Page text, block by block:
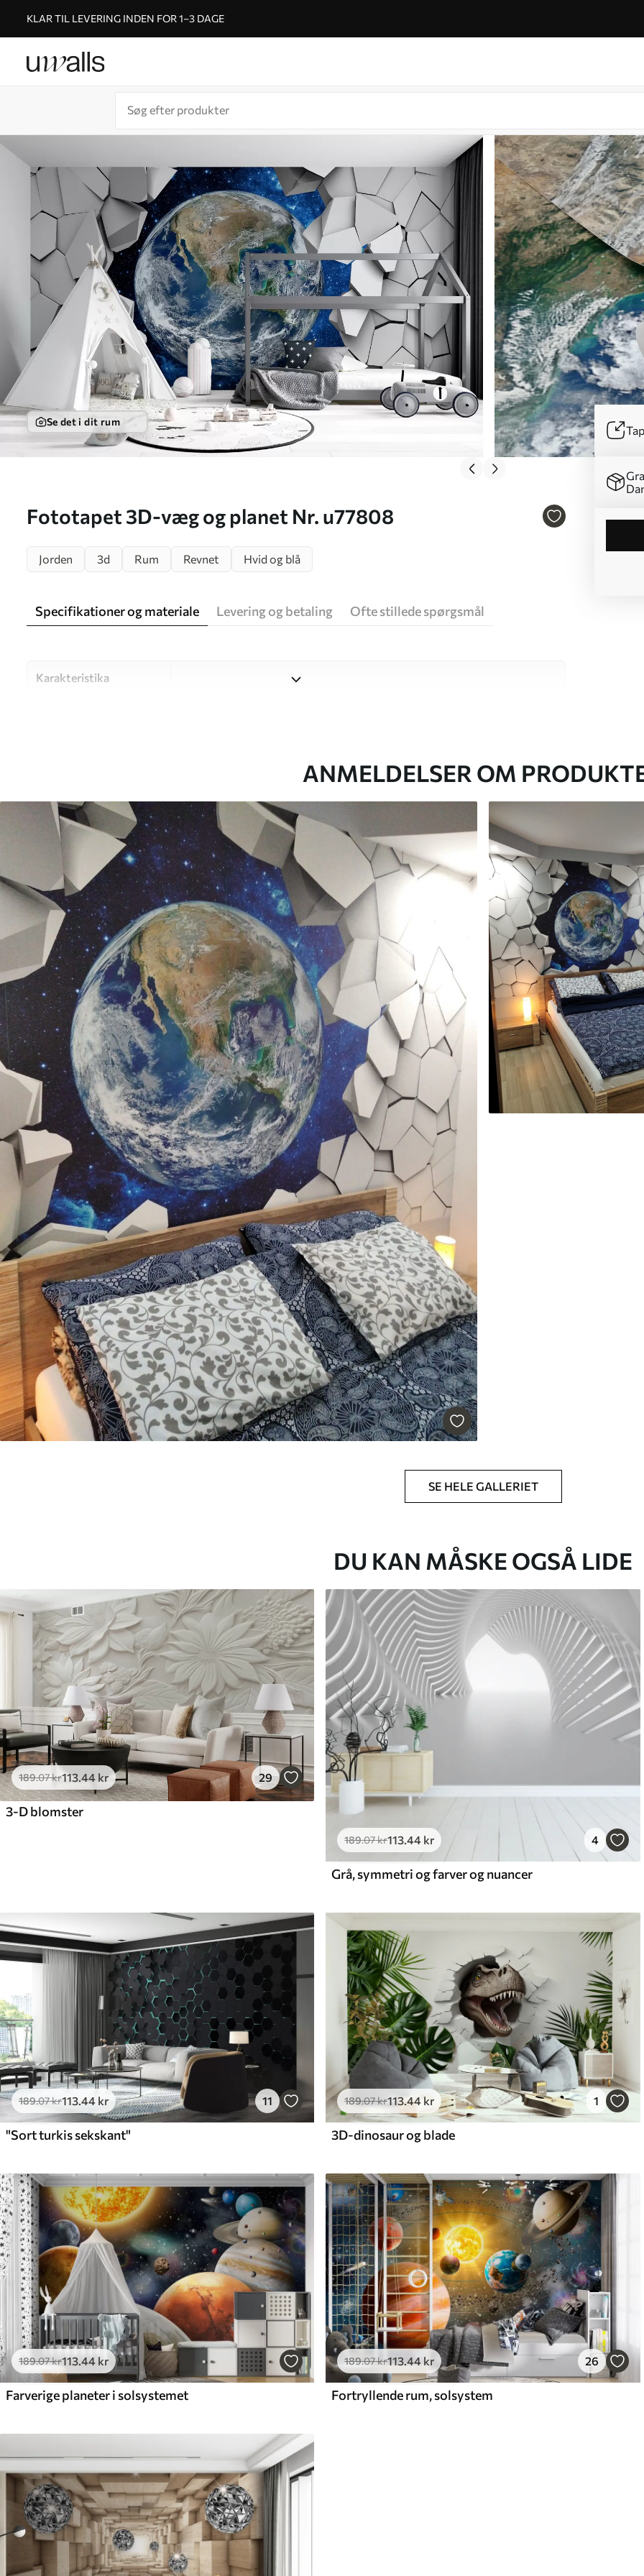
KLAR TIL LEVERING INDEN FOR 1–3 DAGE
Se det i dit rum
Fototapet 3D-væg og planet Nr. u77808
Jorden 3d Rum Revnet Hvid og blå
Specifikationer og materiale Levering og betaling Ofte stillede spørgsmål
Karakteristika
Artikel nummer u77808
Efterbehandling Halvmat.
Produktion
Billedet printes i den størrelse, du har angivet, og skæres i identiske
strimler med en bredde på op til 50 cm.
Derudover Du kan tilføje en lakering og/eller tapetklæber.
Rengøring
Tapetet kan rengøres forsigtigt med en blød svamp. Tapeter med lakfinish
kan rengøres med vand.
Anvendelsesmetode Problemfri anvendelse
Tilgængelige materialer
Standard
385 .83 231 .50kr/m²
Premium
448 .33 269.00 kr
Premium vinyl
516.67 310 .00 kr /m²
Peel and Stick
666 .67400.00kr/m²
ANMELDELSER OM
SE HELE GALLERIET
DU KAN MÅSKE OGSÅ LIDE
189.07kr113 .44 kr 29
3-D blomster
189.07kr113.44 kr 4
Grå, symmetri og farver og nuancer
189.07kr113.44 kr 11
"Sort turkis sekskant"
189.07kr113.44 kr 1
3D-dinosaur og blade
189.07kr113.44 kr
Farverige planeter i solsystemet
189.07kr113.44 kr 26
Fortryllende rum, solsystem